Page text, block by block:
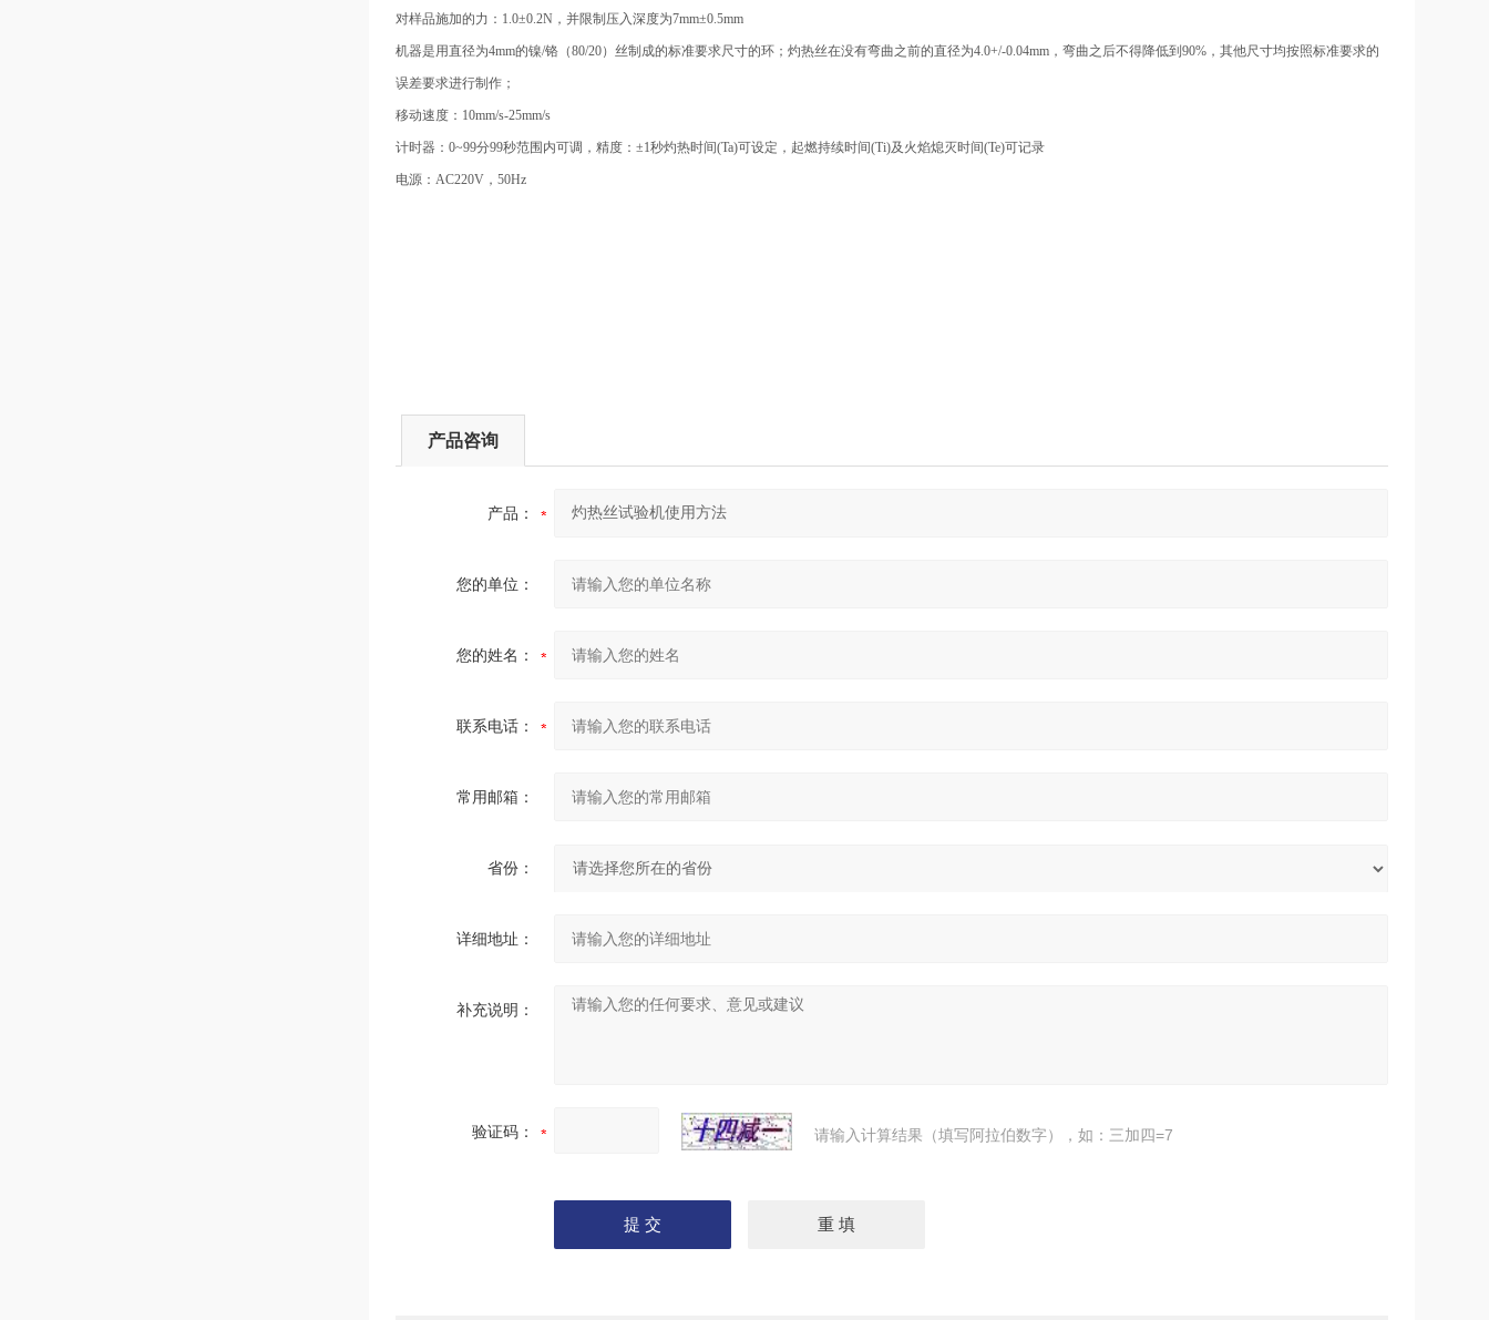
对样品施加的力：1.0±0.2N，并限制压入深度为7mm±0.5mm
机器是用直径为4mm的镍/铬（80/20）丝制成的标准要求尺寸的环；灼热丝在没有弯曲之前的直径为4.0+/-0.04mm，弯曲之后不得降低到90%，其他尺寸均按照标准要求的
误差要求进行制作；
移动速度：10mm/s-25mm/s
计时器：0~99分99秒范围内可调，精度：±1秒灼热时间(Ta)可设定，起燃持续时间(Ti)及火焰熄灭时间(Te)可记录
电源：AC220V，50Hz
产品咨询
产品：
您的单位：
您的姓名：
联系电话：
常用邮箱：
省份：
详细地址：
补充说明：
验证码： 请输入计算结果（填写阿拉伯数字），如：三加四=7